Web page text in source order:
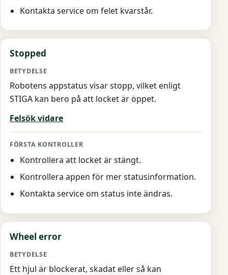
Kontakta service om felet kvarstår.
Stopped
Robotens appstatus visar stopp, vilket enligt
STIGA kan bero på att locket är öppet.
Felsök vidare
Kontrollera att locket är stängt.
Kontrollera appen för mer statusinformation.
Kontakta service om status inte ändras.
Wheel error
Ett hjul är blockerat, skadat eller så kan